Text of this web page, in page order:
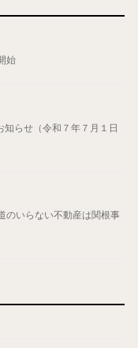
始
知らせ（令和７年７月１日
のいらない不動産は関根事